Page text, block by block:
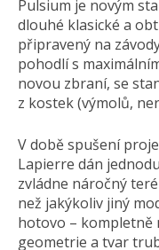
Pulsium je novým
dlouhé klasické a
připravený na
pohodlí s
novou zbraní, se
z kostek (výmolů,
V době spušení
Lapierre dán
zvládne náročný
než jakýkoliv jiný
hotovo – kompletně
geometrie a tvar